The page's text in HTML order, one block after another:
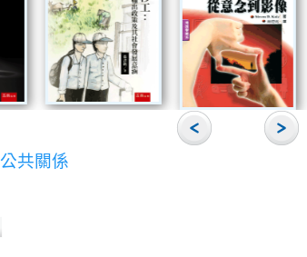
公共關係